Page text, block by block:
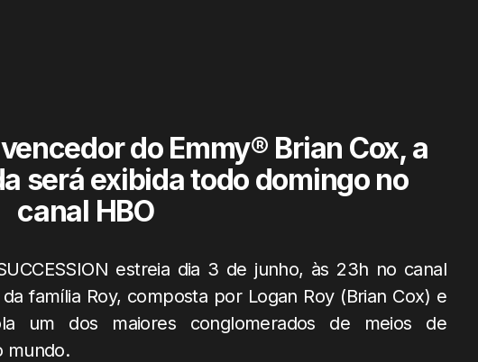
do Emmy® Brian Cox, a
será exibida todo domingo no
canal HBO
estreia dia 3 de junho, às 23h no canal
família Roy, composta por Logan Roy (Brian Cox) e
um dos maiores conglomerados de meios de
mundo.